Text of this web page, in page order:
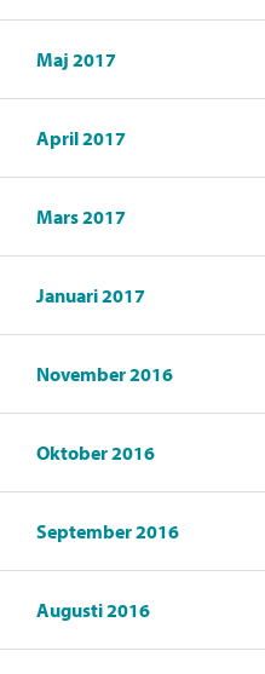
Maj 2017
April 2017
Mars 2017
Januari 2017
November 2016
Oktober 2016
September 2016
Augusti 2016